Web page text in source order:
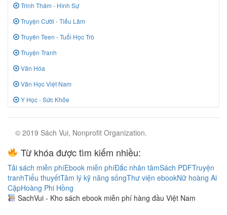
Trinh Thám - Hình Sự
Truyện Cười - Tiếu Lâm
Truyên Teen - Tuổi Học Trò
Truyện Tranh
Văn Hóa
Văn Học Việt Nam
Y Học - Sức Khỏe
© 2019 Sách Vui, Nonprofit Organization.
Từ khóa được tìm kiếm nhiều:
Tải sách miễn phíEbook miễn phíĐắc nhân tâmSách PDFTruyện
tranhTiểu thuyếtTâm lý kỹ năng sốngThư viện ebookNữ hoàng Ai
CậpHoàng Phi Hồng
SachVui - Kho sách ebook miễn phí hàng đầu Việt Nam